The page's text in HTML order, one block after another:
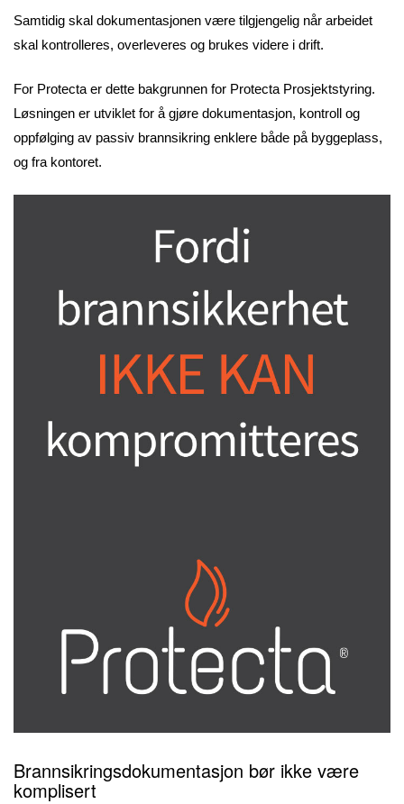
Samtidig skal dokumentasjonen være tilgjengelig når arbeidet
skal kontrolleres, overleveres og brukes videre i drift.
For Protecta er dette bakgrunnen for Protecta Prosjektstyring.
Løsningen er utviklet for å gjøre dokumentasjon, kontroll og
oppfølging av passiv brannsikring enklere både på byggeplass,
og fra kontoret.
Brannsikringsdokumentasjon bør ikke være
komplisert